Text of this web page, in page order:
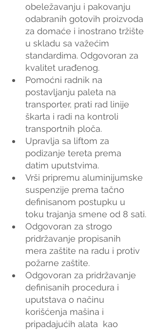
obeležavanju i pakovanju
odabranih gotovih proizvoda
za domaće i inostrano tržište
u skladu sa važećim
standardima. Odgovoran za
kvalitet urađenog.
Pomoćni radnik na
postavljanju paleta na
transporter, prati rad linije
škarta i radi na kontroli
transportnih ploča.
Upravlja sa liftom za
podizanje tereta prema
datim uputstvima.
Vrši pripremu aluminijumske
suspenzije prema tačno
definisanom postupku u
toku trajanja smene od 8 sati.
Odgovoran za strogo
pridržavanje propisanih
mera zaštite na radu i protiv
požarne zaštite.
Odgovoran za pridržavanje
definisanih procedura i
uputstava o načinu
korišćenja mašina i
pripadajućih alata  kao